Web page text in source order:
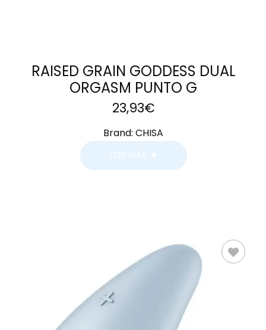
RAISED GRAIN GODDESS DUAL
ORGASM PUNTO G
23,93€
Brand: CHISA
LEER MÁS